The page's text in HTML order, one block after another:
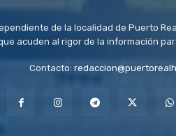
de la localidad de Puerto
acuden al rigor de la información
Contacto: